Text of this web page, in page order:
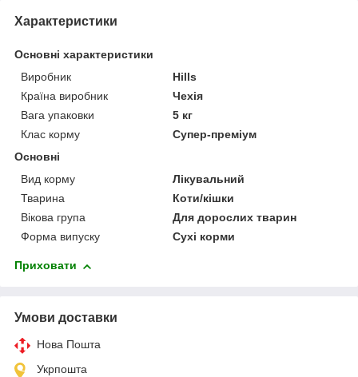
Характеристики
Основні характеристики
Виробник
Hills
Країна виробник
Чехія
Вага упаковки
5 кг
Клас корму
Супер-преміум
Основні
Вид корму
Лікувальний
Тварина
Коти/кішки
Вікова група
Для дорослих тварин
Форма випуску
Сухі корми
Приховати
Умови доставки
Нова Пошта
Укрпошта